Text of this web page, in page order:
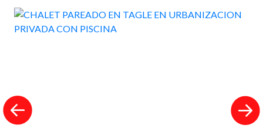
Previous